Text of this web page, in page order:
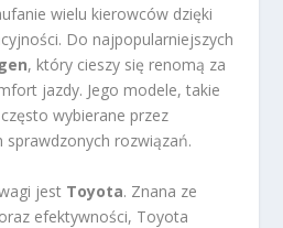
wielu kierowców dzięki
Do najpopularniejszych
, który cieszy się renomą za
jazdy. Jego modele, takie
wybierane przez
sprawdzonych rozwiązań.
jest Toyota. Znana ze
efektywności, Toyota